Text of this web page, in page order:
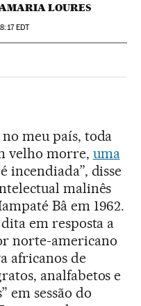
LOURES
EDT
no meu país, toda
velho morre, uma
incendiada”, disse
malinês
Bâ em 1962.
em resposta a
norte-americano
africanos de
analfabetos e
em sessão do